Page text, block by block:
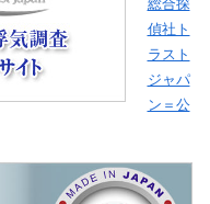
偵社ト
ラスト
ジャパ
ン＝公